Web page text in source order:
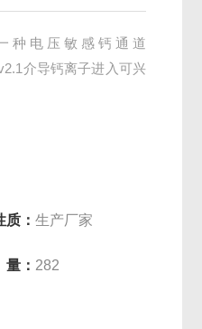
种电压敏感钙通道
介导钙离子进入可兴
质：生产厂家
： 282